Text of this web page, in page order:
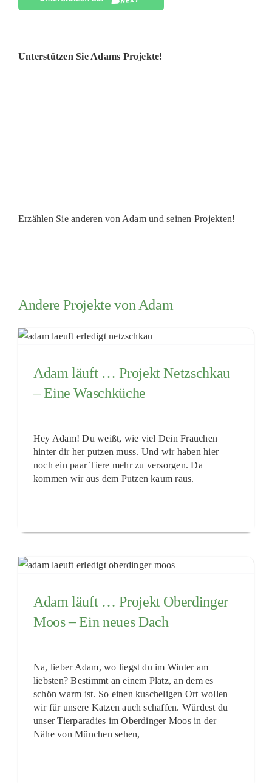
Unterstützen Sie Adams Projekte!
Erzählen Sie anderen von Adam und seinen Projekten!
Andere Projekte von Adam
Adam läuft … Projekt Netzschkau
– Eine Waschküche
Hey Adam! Du weißt, wie viel Dein Frauchen
hinter dir her putzen muss. Und wir haben hier
noch ein paar Tiere mehr zu versorgen. Da
kommen wir aus dem Putzen kaum raus.
Adam läuft … Projekt Oberdinger
Moos – Ein neues Dach
Na, lieber Adam, wo liegst du im Winter am
liebsten? Bestimmt an einem Platz, an dem es
schön warm ist. So einen kuscheligen Ort wollen
wir für unsere Katzen auch schaffen. Würdest du
unser Tierparadies im Oberdinger Moos in der
Nähe von München sehen,